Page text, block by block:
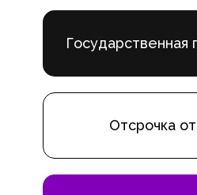
Отсрочка
Государственная